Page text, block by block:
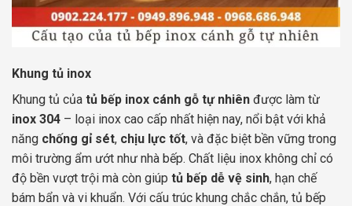
Khung tủ inox
Khung tủ của tủ bếp inox cánh gỗ tự nhiên được làm từ
inox 304 – loại inox cao cấp nhất hiện nay, nổi bật với khả
năng chống gỉ sét, chịu lực tốt, và đặc biệt bền vững trong
môi trường ẩm ướt như nhà bếp. Chất liệu inox không chỉ có
độ bền vượt trội mà còn giúp tủ bếp dễ vệ sinh, hạn chế
bám bẩn và vi khuẩn. Với cấu trúc khung chắc chắn, tủ bếp